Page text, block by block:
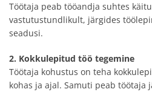
Töötaja peab tööandja suhtes
vastutustundlikult, järgides
seadusi.
2. Kokkulepitud töö tegemine
Töötaja kohustus on teha
kohas ja ajal. Samuti peab töötaja